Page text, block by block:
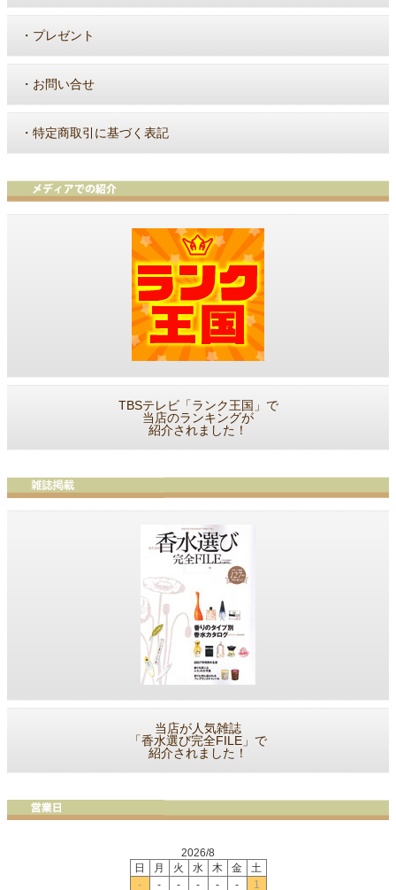
・ プレゼント
・ お問い合せ
・ 特定商取引に基づく表記
TBSテレビ「ランク王国」で
当店のランキングが
紹介されました！
当店が人気雑誌
「香水選び完全FILE」で
紹介されました！
2026/8
日
月 火 水 木 金
土
-
- - - - - 1